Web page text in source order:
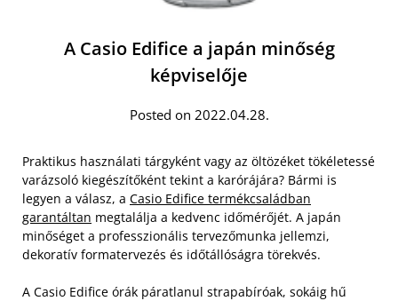
A Casio Edifice a japán minőség
képviselője
Posted on 2022.04.28.
Praktikus használati tárgyként vagy az öltözéket tökéletessé
varázsoló kiegészítőként tekint a karórájára? Bármi is
legyen a válasz, a Casio Edifice termékcsaládban
garantáltan megtalálja a kedvenc időmérőjét. A japán
minőséget a professzionális tervezőmunka jellemzi,
dekoratív formatervezés és időtállóságra törekvés.
A Casio Edifice órák páratlanul strapabíróak, sokáig hű